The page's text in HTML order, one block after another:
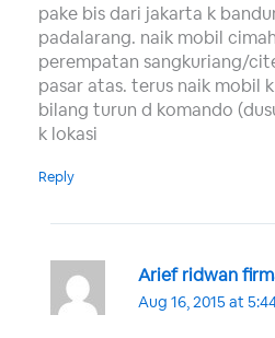
pake bis dari jakarta k
padalarang. naik mobil
perempatan sangkuriang/
pasar atas. terus naik mobil
bilang turun d komando
k lokasi
Reply
Arief ridwan
Aug 16, 2015 at